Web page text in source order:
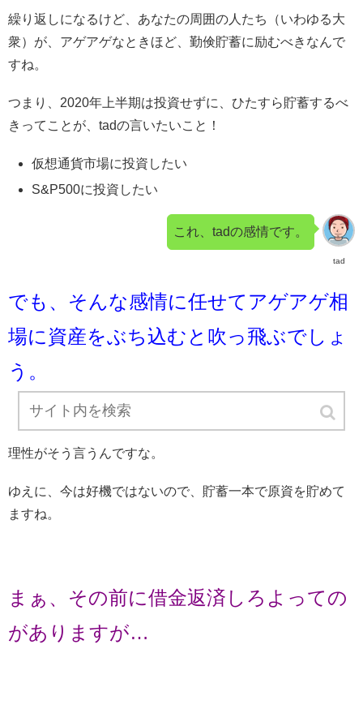
繰り返しになるけど、あなたの周囲の人たち（いわゆる大
衆）が、アゲアゲなときほど、勤倹貯蓄に励むべきなんで
すね。
つまり、2020年上半期は投資せずに、ひたすら貯蓄するべ
きってことが、tadの言いたいこと！
仮想通貨市場に投資したい
S&P500に投資したい
tad
これ、tadの感情です。
でも、そんな感情に任せてアゲアゲ相
場に資産をぶち込むと吹っ飛ぶでしょ
う。
理性がそう言うんですな。
ゆえに、今は好機ではないので、貯蓄一本で原資を貯めて
ますね。
まぁ、その前に借金返済しろよっての
がありますが…